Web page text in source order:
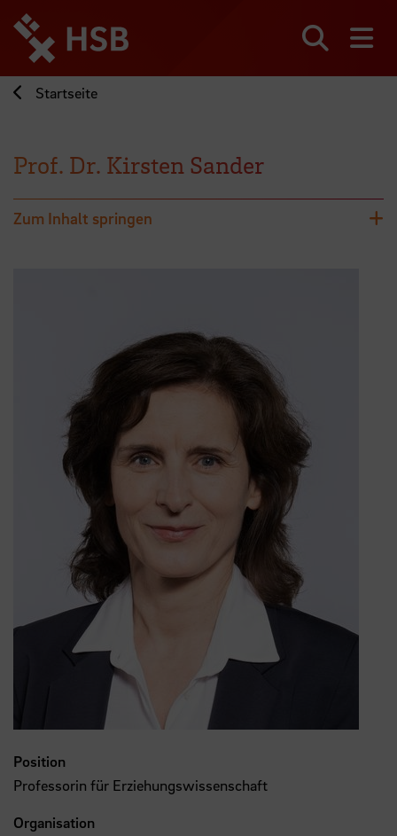
zum
Seiteninhalt
springen
Startseite
Prof. Dr. Kirsten Sander
Zum Inhalt springen
Position
Professorin für Erziehungswissenschaft
Organisation